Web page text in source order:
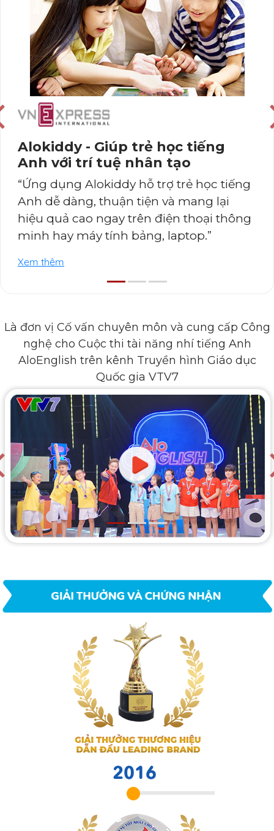
Alokiddy - Giúp trẻ học tiếng
Anh với trí tuệ nhân tạo
“Ứng dụng Alokiddy hỗ trợ trẻ học tiếng
Anh dễ dàng, thuận tiện và mang lại
hiệu quả cao ngay trên điện thoại thông
minh hay máy tính bảng, laptop.”
Xem thêm
Là đơn vị Cố vấn chuyên môn và cung cấp Công
nghệ cho Cuộc thi tài năng nhí tiếng Anh
AloEnglish trên kênh Truyền hình Giáo dục
Quốc gia VTV7